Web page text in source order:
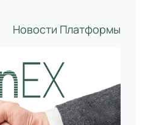
Новости Платформы